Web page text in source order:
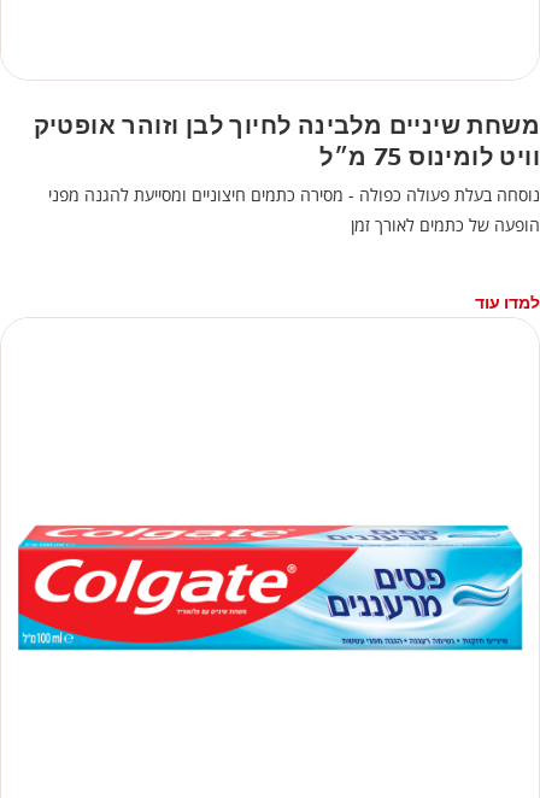
משחת שיניים מלבינה לחיוך לבן וזוהר אופטיק
וויט לומינוס 75 מ״ל
נוסחה בעלת פעולה כפולה - מסירה כתמים חיצוניים ומסייעת להגנה מפני
הופעה של כתמים לאורך זמן
למדו עוד